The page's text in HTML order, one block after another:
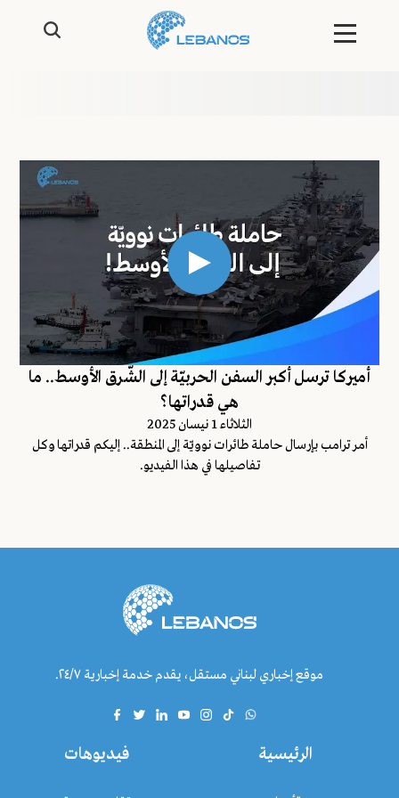
أميركا ترسل أكبر السفن الحربيّة إلى الشّرق الأوسط.. ما
هي قدراتها؟
الثلاثاء 1 نيسان 2025
أمر ترامب بإرسال حاملة طائرات نوويّة إلى المنطقة.. إليكم قدراتها وكل
تفاصيلها في هذا الفيديو.
موقع إخباري لبناني مستقل، يقدم خدمة إخبارية ٢٤/٧.
الرئيسية فيديوهات